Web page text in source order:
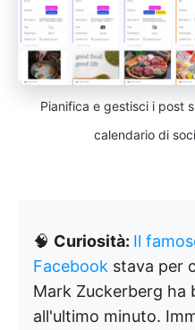
Pianifica e gestisci i post
calendario di
🧠 Curiosità: Il
Facebook stava per
Mark Zuckerberg ha
all'ultimo minuto.